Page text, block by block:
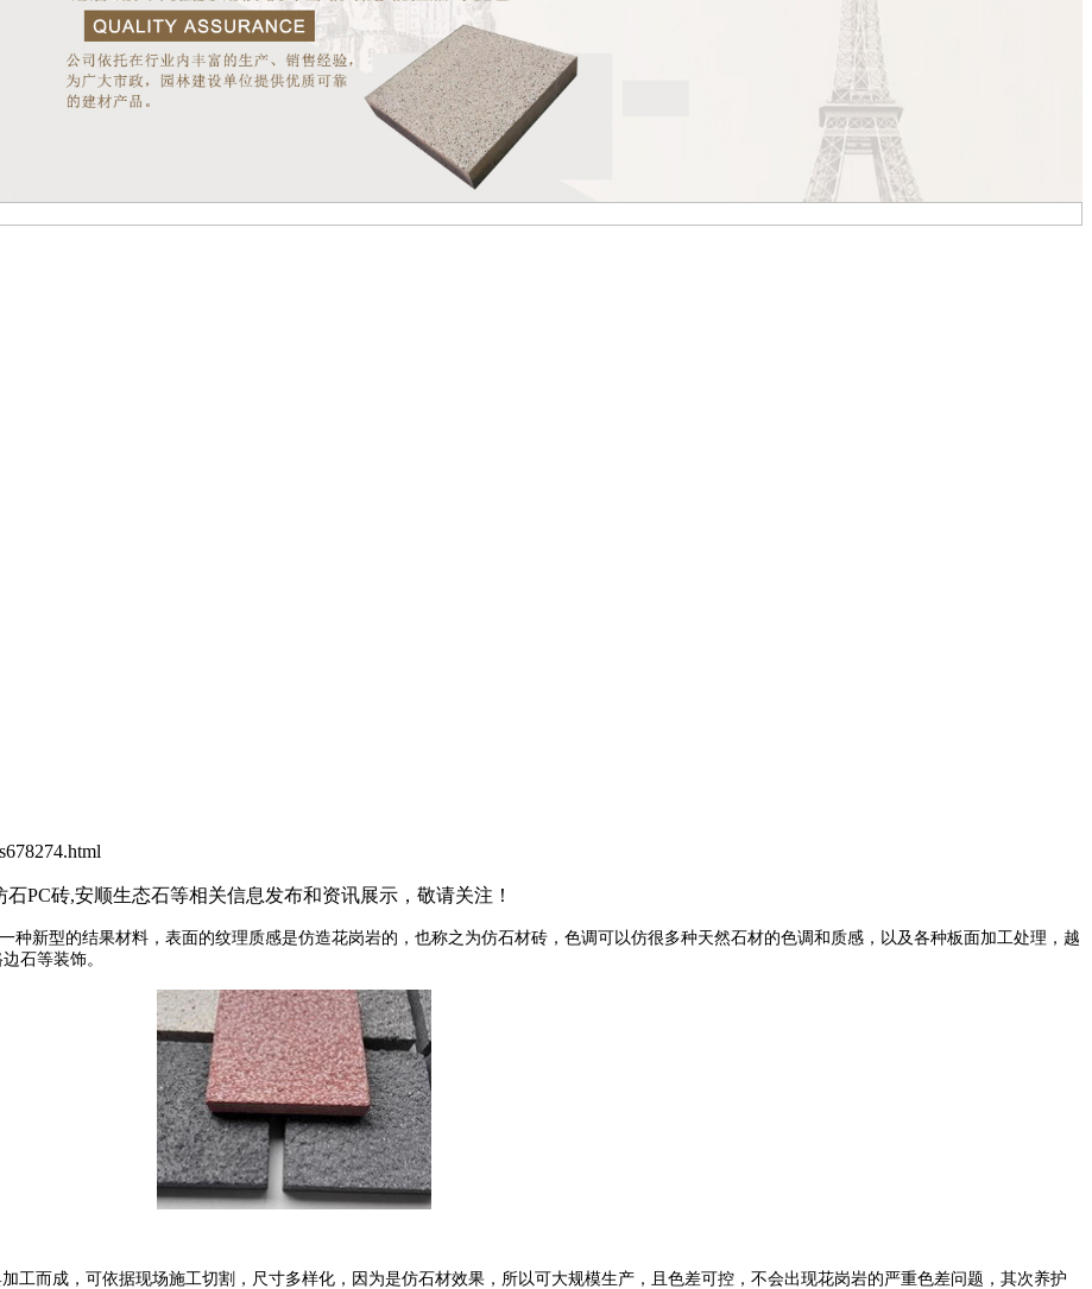
石PC砖,安顺生态石等相关信息发布和资讯展示，敬请关注！
种新型的结果材料，表面的纹理质感是仿造花岗岩的，也称之为仿石材砖，色调可以仿很多种天然石材的色调和质感，以及各种板面加工处理，越
石等装饰。
而成，可依据现场施工切割，尺寸多样化，因为是仿石材效果，所以可大规模生产，且色差可控，不会出现花岗岩的严重色差问题，其次养护